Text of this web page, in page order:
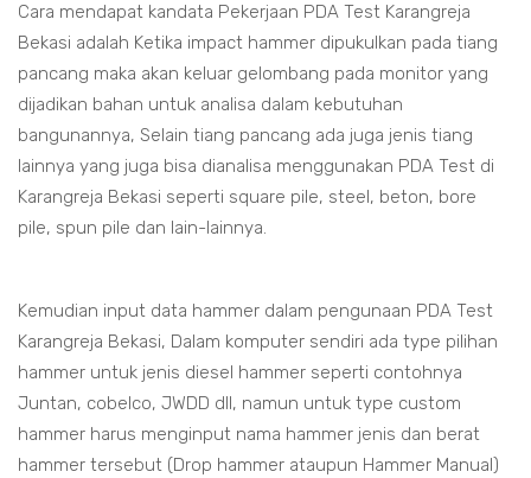
Cara mendapat kandata Pekerjaan PDA Test Karangreja
Bekasi adalah Ketika impact hammer dipukulkan pada tiang
pancang maka akan keluar gelombang pada monitor yang
dijadikan bahan untuk analisa dalam kebutuhan
bangunannya, Selain tiang pancang ada juga jenis tiang
lainnya yang juga bisa dianalisa menggunakan PDA Test di
Karangreja Bekasi seperti square pile, steel, beton, bore
pile, spun pile dan lain-lainnya.
Kemudian input data hammer dalam pengunaan PDA Test
Karangreja Bekasi, Dalam komputer sendiri ada type pilihan
hammer untuk jenis diesel hammer seperti contohnya
Juntan, cobelco, JWDD dll, namun untuk type custom
hammer harus menginput nama hammer jenis dan berat
hammer tersebut (Drop hammer ataupun Hammer Manual)